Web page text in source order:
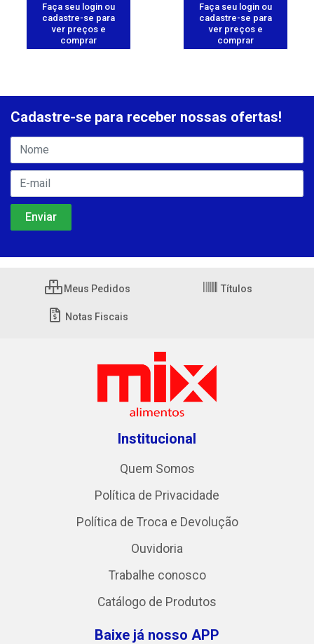
Faça seu login ou
cadastre-se para
ver preços e
comprar
Faça seu login ou
cadastre-se para
ver preços e
comprar
Cadastre-se para receber nossas ofertas!
Meus Pedidos Títulos
Notas Fiscais
Institucional
Quem Somos
Política de Privacidade
Política de Troca e Devolução
Ouvidoria
Trabalhe conosco
Catálogo de Produtos
Baixe já nosso APP